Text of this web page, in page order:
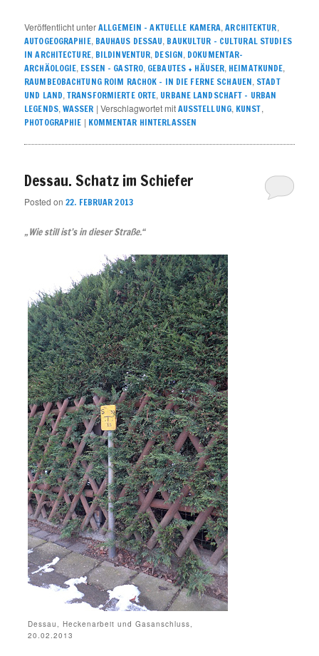
Veröffentlicht unterALLGEMEIN – AKTUELLE KAMERA,ARCHITEKTUR,
AUTOGEOGRAPHIE, BAUHAUS DESSAU, BAUKULTUR – CULTURAL STUDIES
IN ARCHITECTURE, BILDINVENTUR, DESIGN, DOKUMENTAR-
ARCHÄOLOGIE, ESSEN - GASTRO, GEBAUTES + HÄUSER, HEIMATKUNDE,
RAUMBEOBACHTUNG ROIM RACHOK – IN DIE FERNE SCHAUEN, STADT
UND LAND,TRANSFORMIERTE ORTE, URBANE LANDSCHAFT – URBAN
LEGENDS, WASSER | Verschlagwortet mitAUSSTELLUNG, KUNST,
PHOTOGRAPHIE | KOMMENTAR HINTERLASSEN
Dessau. Schatz im Schiefer
Posted on22. FEBRUAR 2013
„Wie still ist’s in dieser Straße.“
Dessau, Heckenarbeit und Gasanschluss,
20.02.2013